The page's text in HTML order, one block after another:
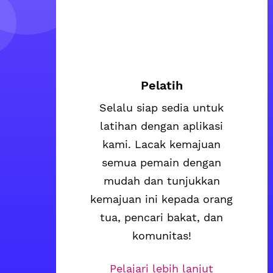
Pelatih
Selalu siap sedia untuk
latihan dengan aplikasi
kami. Lacak kemajuan
semua pemain dengan
mudah dan tunjukkan
kemajuan ini kepada orang
tua, pencari bakat, dan
komunitas!
Pelajari lebih lanjut